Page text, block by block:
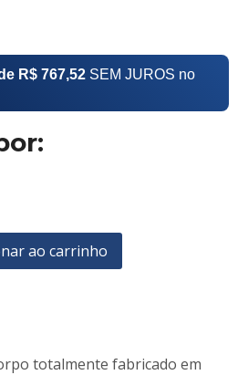
R$ 767,52SEM JUROS no
ao carrinho
totalmente fabricado em